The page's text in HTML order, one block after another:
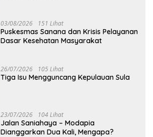
03/08/2026 151 Lihat
Puskesmas Sanana dan Krisis Pelayanan
Dasar Kesehatan Masyarakat
26/07/2026 105 Lihat
Tiga Isu Mengguncang Kepulauan Sula
23/07/2026 104 Lihat
Jalan Saniahaya – Modapia
Dianggarkan Dua Kali, Mengapa?